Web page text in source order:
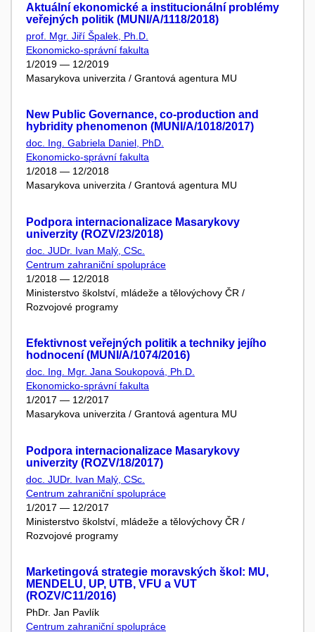
Aktuální ekonomické a institucionální problémy
veřejných politik (MUNI/A/1118/2018)
prof. Mgr. Jiří Špalek, Ph.D.
Ekonomicko-správní fakulta
1/2019 — 12/2019
Masarykova univerzita / Grantová agentura MU
New Public Governance, co-production and
hybridity phenomenon (MUNI/A/1018/2017)
doc. Ing. Gabriela Daniel, PhD.
Ekonomicko-správní fakulta
1/2018 — 12/2018
Masarykova univerzita / Grantová agentura MU
Podpora internacionalizace Masarykovy
univerzity (ROZV/23/2018)
doc. JUDr. Ivan Malý, CSc.
Centrum zahraniční spolupráce
1/2018 — 12/2018
Ministerstvo školství, mládeže a tělovýchovy ČR /
Rozvojové programy
Efektivnost veřejných politik a techniky jejího
hodnocení (MUNI/A/1074/2016)
doc. Ing. Mgr. Jana Soukopová, Ph.D.
Ekonomicko-správní fakulta
1/2017 — 12/2017
Masarykova univerzita / Grantová agentura MU
Podpora internacionalizace Masarykovy
univerzity (ROZV/18/2017)
doc. JUDr. Ivan Malý, CSc.
Centrum zahraniční spolupráce
1/2017 — 12/2017
Ministerstvo školství, mládeže a tělovýchovy ČR /
Rozvojové programy
Marketingová strategie moravských škol: MU,
MENDELU, UP, UTB, VFU a VUT
(ROZV/C11/2016)
PhDr. Jan Pavlík
Centrum zahraniční spolupráce